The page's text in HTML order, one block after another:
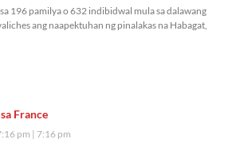
196 pamilya o 632 indibidwal mula sa dalawang
ang naapektuhan ng pinalakas na Habagat,
France
pm 7:16 pm